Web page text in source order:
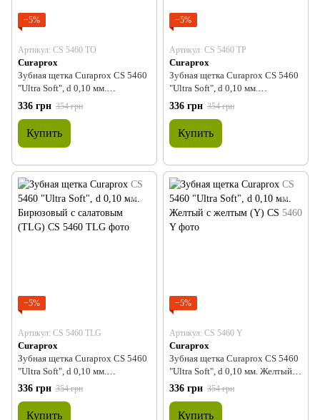
−5%
Артикул: CS 5460 TO
Curaprox
Зубная щетка Curaprox CS 5460
"Ultra Soft", d 0,10 мм.
Бирюзовый с оранжевым (TO)
336 грн 354 грн
Купить
−5%
Артикул: CS 5460 TP
Curaprox
Зубная щетка Curaprox CS 5460
"Ultra Soft", d 0,10 мм.
Бирюзовый с розовым (TP)
336 грн 354 грн
Купить
−5%
Артикул: CS 5460 TLG
Curaprox
Зубная щетка Curaprox CS 5460
"Ultra Soft", d 0,10 мм.
Бирюзовый с салатовым (TLG)
336 грн 354 грн
Купить
−5%
Артикул: CS 5460 Y
Curaprox
Зубная щетка Curaprox CS 5460
"Ultra Soft", d 0,10 мм. Желтый с
желтым (Y)
336 грн 354 грн
Купить